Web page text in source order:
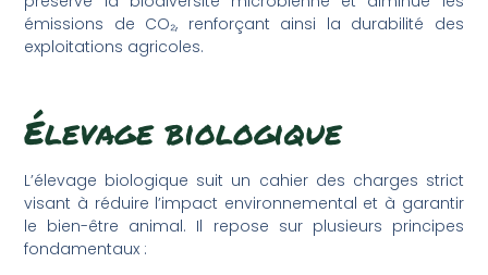
émissions de CO₂, renforçant ainsi la durabilité des
exploitations agricoles.
Élevage biologique
L’élevage biologique suit un cahier des charges strict
visant à réduire l’impact environnemental et à garantir
le bien-être animal. Il repose sur plusieurs principes
fondamentaux :